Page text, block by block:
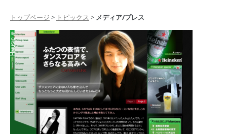
トップページ > トピックス > メディア/プレス